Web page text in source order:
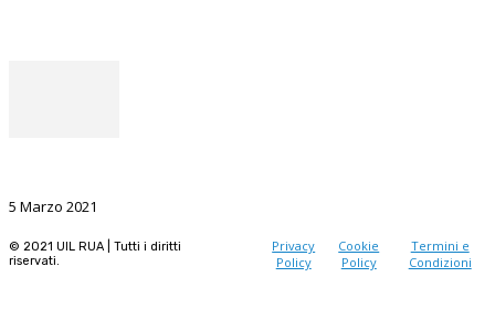
5 Marzo 2021
© 2021 UIL RUA | Tutti i diritti
riservati.
Privacy
Policy
Cookie
Policy
Termini e
Condizioni